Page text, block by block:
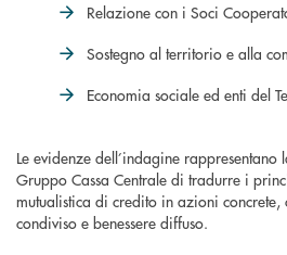
Relazione con i Soci
Sostegno al territorio e alla
Economia sociale ed enti del
Le evidenze dell’indagine
Gruppo Cassa Centrale di tradurre i
mutualistica di credito in azioni
condiviso e benessere diffuso.